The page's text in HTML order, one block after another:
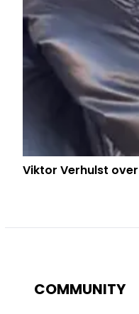
Viktor Verhulst
COMMUNITY